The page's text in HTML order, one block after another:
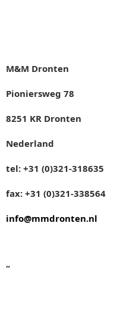
M&M Dronten
Pioniersweg 78
8251 KR Dronten
Nederland
tel: +31 (0)321-318635
fax: +31 (0)321-338564
info@mmdronten.nl
“